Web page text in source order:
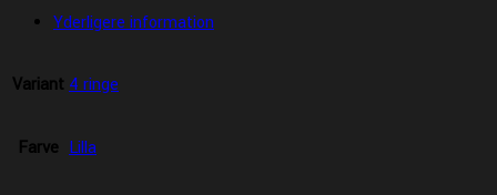
Yderligere information
Variant 4 ringe
Farve Lilla